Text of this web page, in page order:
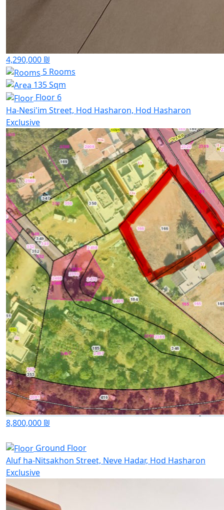
4,290,000 ₪
5 Rooms
135 Sqm
Floor 6
Ha-Nesi'im Street, Hod Hasharon, Hod Hasharon
Exclusive
8,800,000 ₪
Ground Floor
Aluf ha-Nitsakhon Street, Neve Hadar, Hod Hasharon
Exclusive